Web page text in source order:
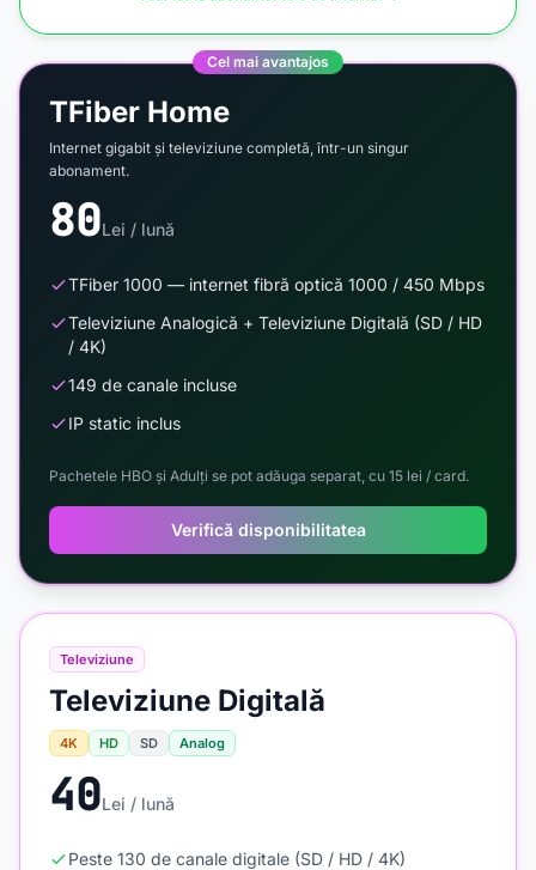
Televiziune
Televiziune Digitală
4K HD SD Analog
40Lei / lună
Peste 130 de canale digitale (SD / HD / 4K)
Cel mai avantajos
TFiber Home
Internet gigabit și televiziune completă, într-un singur
abonament.
80Lei / lună
TFiber 1000 — internet fibră optică 1000 / 450 Mbps
Televiziune Analogică + Televiziune Digitală (SD / HD
/ 4K)
149 de canale incluse
IP static inclus
Pachetele HBO și Adulți se pot adăuga separat, cu 15 lei / card.
Verifică disponibilitatea